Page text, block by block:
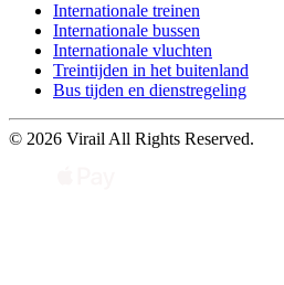
Internationale treinen
Internationale bussen
Internationale vluchten
Treintijden in het buitenland
Bus tijden en dienstregeling
© 2026 Virail All Rights Reserved.